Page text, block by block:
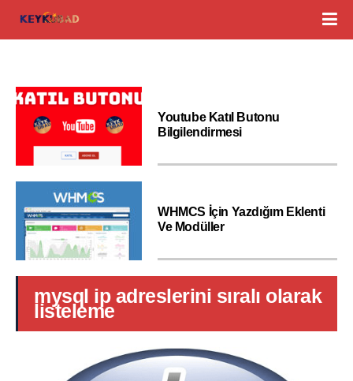
Youtube Katıl Butonu
Bilgilendirmesi
WHMCS İçin Yazdığım Eklenti
Ve Modüller
mysql ip adreslerini sıralı olarak
listeleme